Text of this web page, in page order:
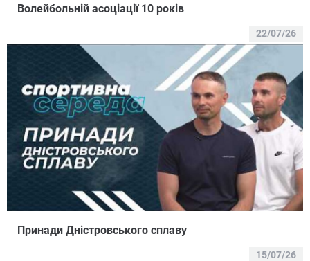
Волейбольній асоціації 10 років
22/07/26
Принади Дністровського сплаву
15/07/26